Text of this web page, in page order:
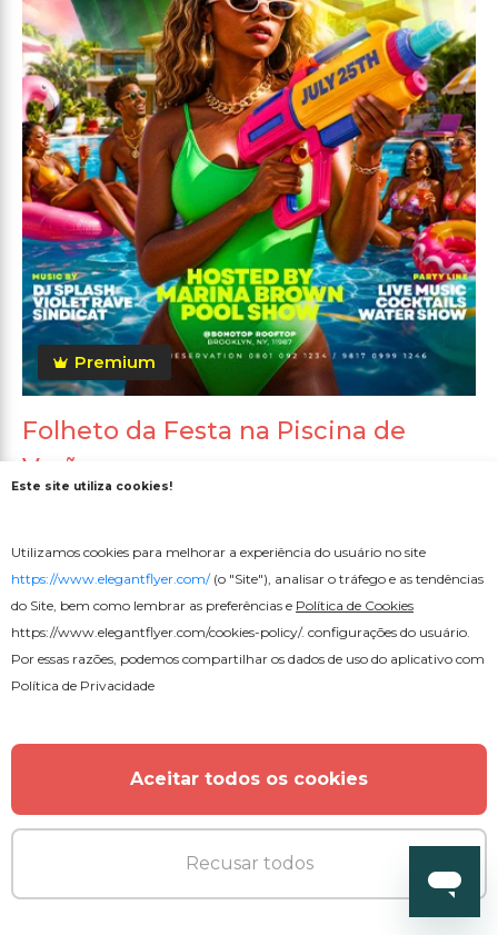
Premium
Folheto da Festa na Piscina de
Verão
MAIS DO AUTOR
Este site utiliza cookies!
Utilizamos cookies para melhorar a experiência do usuário no site
https://www.elegantflyer.com/(o "Site"), analisar o tráfego e as tendências
do Site, bem como lembrar as preferências e Política de Cookies
https://www.elegantflyer.com/cookies-policy/. configurações do usuário.
Por essas razões, podemos compartilhar os dados de uso do aplicativo com
Política de Privacidade
Aceitar todos os cookies
Recusar todos